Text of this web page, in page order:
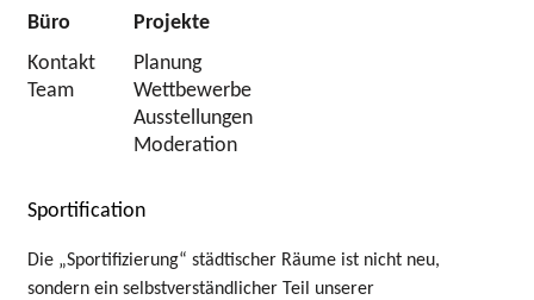
Büro
Kontakt
Team
Projekte
Planung
Wettbewerbe
Ausstellungen
Moderation
Sportification
Die „Sportifizierung“ städtischer Räume ist nicht neu,
sondern ein selbstverständlicher Teil unserer